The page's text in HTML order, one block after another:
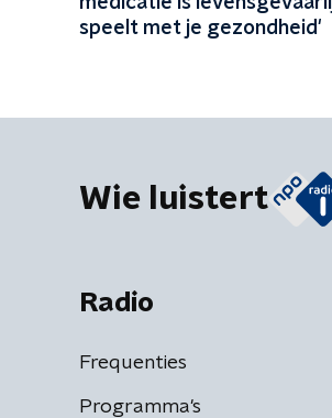
speelt met je gezondheid'
Wie luistert
Radio
Frequenties
Programma's